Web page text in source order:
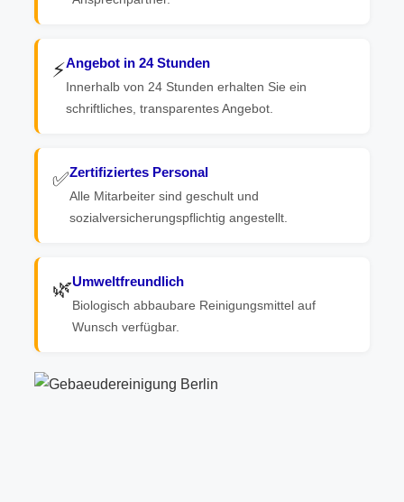
⚡Angebot in 24 Stunden
Innerhalb von 24 Stunden erhalten Sie ein
schriftliches, transparentes Angebot.
✅Zertifiziertes Personal
Alle Mitarbeiter sind geschult und
sozialversicherungspflichtig angestellt.
🌿Umweltfreundlich
Biologisch abbaubare Reinigungsmittel auf
Wunsch verfügbar.